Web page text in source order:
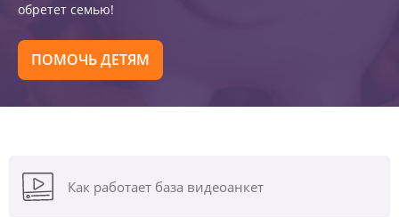
обретет семью!
ПОМОЧЬ ДЕТЯМ
Как работает база видеоанкет